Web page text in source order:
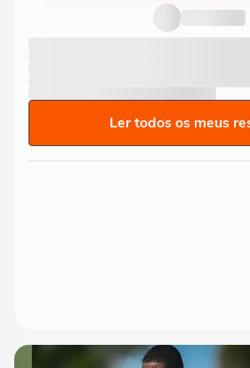
do São Paulo,
Ler todos os meus